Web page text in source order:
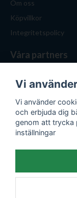
Om oss
Köpvillkor
Integritetspolicy
Våra partners
Vi
Vi använder
och erbjuda dig
genom att trycka
inställningar